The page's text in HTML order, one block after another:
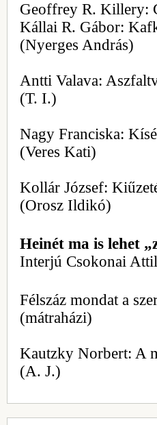
Geoffrey R. Killery:
Kállai R. Gábor:
(Nyerges András)
Antti Valava:
(T. I.)
Nagy Franciska:
(Veres Kati)
Kollár József:
(Orosz Ildikó)
Heinét ma is lehet
Interjú Csokonai
Félszáz mondat a
(mátraházi)
Kautzky Norbert: A
(A. J.)